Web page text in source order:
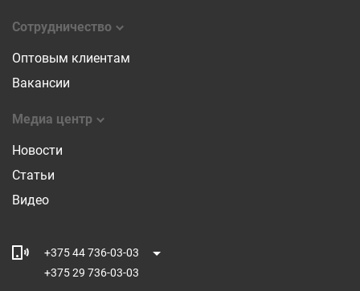
Сотрудничество
Оптовым клиентам
Вакансии
Медиа центр
Новости
Статьи
Видео
+375 44 736-03-03
+375 29 736-03-03